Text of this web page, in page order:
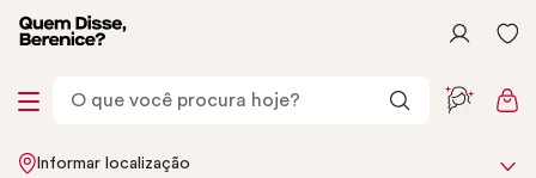
Informar localização